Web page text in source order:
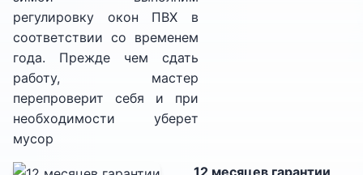
регулировку окон ПВХ в
соответствии со временем
года. Прежде чем сдать
работу, мастер
перепроверит себя и при
необходимости уберет
мусор
12 месяцев гарантии